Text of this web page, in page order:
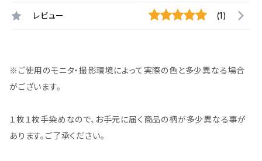
レビュー (1)
※ご使用のモニタ・撮影環境によって実際の色と多少異なる場合
がございます。
１枚１枚手染めなので、お手元に届く商品の柄が多少異なる事が
あります。ご了承ください。